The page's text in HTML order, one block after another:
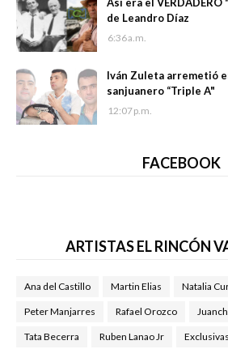
de Leandro Díaz
6:36 a.m.
Iván Zuleta arremetió
sanjuanero “Triple A"
12:07 p.m.
FACEBOOK
ARTISTAS EL RINCÓN
Ana del Castillo Martin Elias Natalia
Peter Manjarres Rafael Orozco
Tata Becerra Ruben Lanao Jr Exclusivas